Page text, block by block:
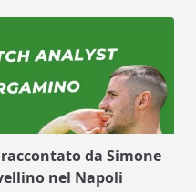
da Simone
nel Napoli